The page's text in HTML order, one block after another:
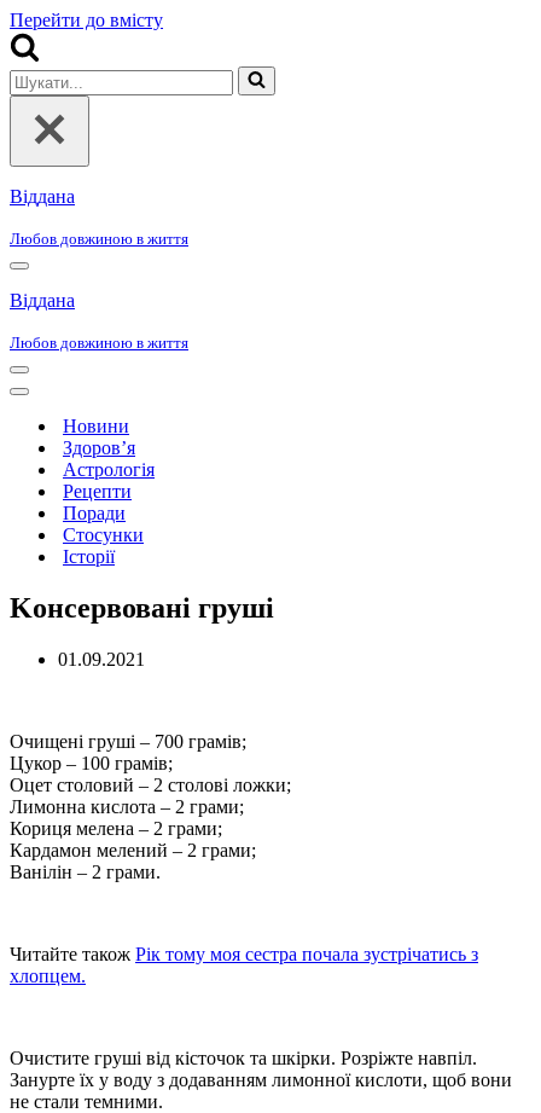
Перейти до вмісту
Шукати...
Віддана
Любов довжиною в життя
Меню
навігації
Віддана
Любов довжиною в життя
Меню
навігації
Меню
навігаціїНовини
Здоров’я
Астрологія
Рецепти
Поради
Стосунки
Історії
Kонсервовані груші
01.09.2021
Очищені груші – 700 грамів;
Цукор – 100 грамів;
Оцет столовий – 2 столові ложки;
Лимонна кислота – 2 грами;
Кориця мелена – 2 грами;
Кардамон мелений – 2 грами;
Ванілін – 2 грами.
Читайте також Рік тому моя сестра почала зустрічатись з
хлопцем.
Очистите груші від кісточок та шкірки. Розріжте навпіл.
Занурте їх у воду з додаванням лимонної кислоти, щоб вони
не стали темними.